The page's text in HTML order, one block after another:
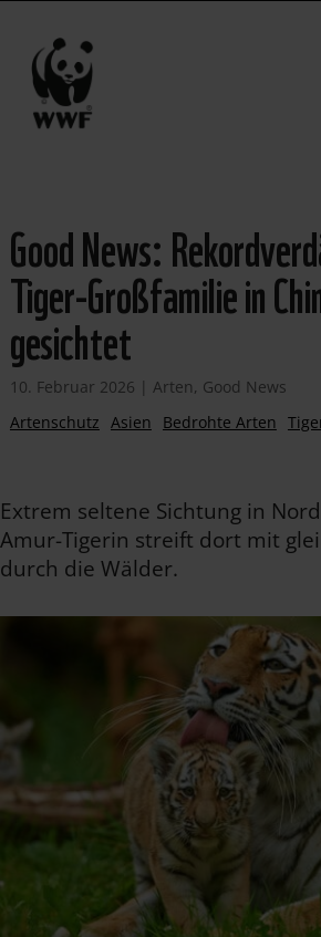
Good News:
Tiger-Großfamilie in
gesichtet
10. Februar 2026 | Arten, Good News
Artenschutz Asien Bedrohte Arten
Extrem seltene Sichtung in
Amur-Tigerin streift dort mit
durch die Wälder.